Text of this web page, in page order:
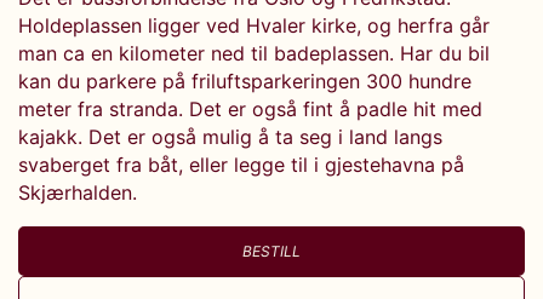
Holdeplassen ligger ved Hvaler kirke, og herfra går
man ca en kilometer ned til badeplassen. Har du bil
kan du parkere på friluftsparkeringen 300 hundre
meter fra stranda. Det er også fint å padle hit med
kajakk. Det er også mulig å ta seg i land langs
svaberget fra båt, eller legge til i gjestehavna på
Skjærhalden.
BESTILL